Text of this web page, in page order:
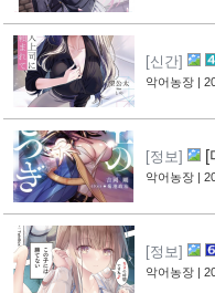
[신간]
부탁받
악어농장 |
[정보] [
악어농장 |
[정보]
이 아이
악어농장 |